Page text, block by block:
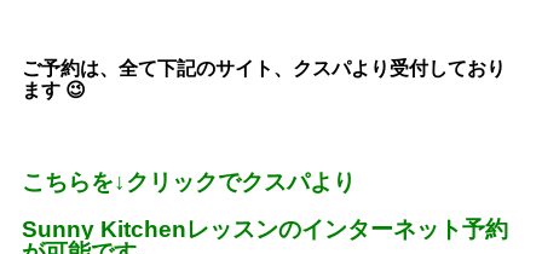
ご予約は、全て下記のサイト、クスパより受付しており
ます 😉
こちらを↓クリックでクスパより
Sunny Kitchenレッスンのインターネット予約